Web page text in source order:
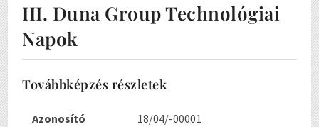
III. Duna Group Technológiai
Napok
Továbbképzés részletek
Azonosító 18/04/-00001